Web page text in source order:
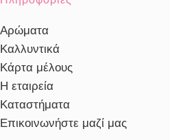
Αρώματα
Καλλυντικά
Κάρτα μέλους
Η εταιρεία
Καταστήματα
Επικοινωνήστε μαζί μας